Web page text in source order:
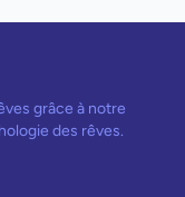
grâce à notre
des rêves.